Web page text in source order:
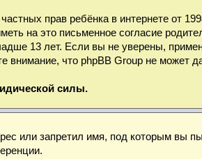
прав ребёнка в интернете от
на это письменное согласие
13 лет. Если вы не уверены,
внимание, что phpBB Group не может
силы.
или запретил имя, под которым вы